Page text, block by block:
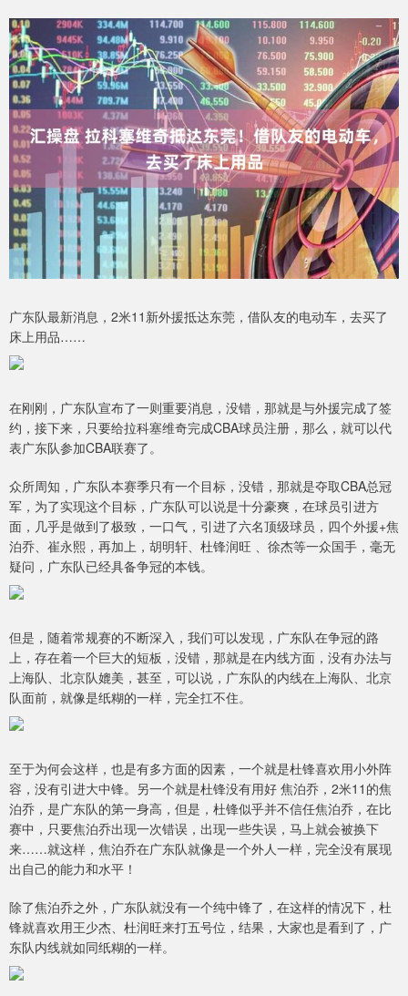
广东队最新消息，2米11新外援抵达东莞，借队友的电动车，去买了
床上用品……
在刚刚，广东队宣布了一则重要消息，没错，那就是与外援完成了签
约，接下来，只要给拉科塞维奇完成CBA球员注册，那么，就可以代
表广东队参加CBA联赛了。
众所周知，广东队本赛季只有一个目标，没错，那就是夺取CBA总冠
军，为了实现这个目标，广东队可以说是十分豪爽，在球员引进方
面，几乎是做到了极致，一口气，引进了六名顶级球员，四个外援+焦
泊乔、崔永熙，再加上，胡明轩、杜锋润旺 、徐杰等一众国手，毫无
疑问，广东队已经具备争冠的本钱。
但是，随着常规赛的不断深入，我们可以发现，广东队在争冠的路
上，存在着一个巨大的短板，没错，那就是在内线方面，没有办法与
上海队、北京队媲美，甚至，可以说，广东队的内线在上海队、北京
队面前，就像是纸糊的一样，完全扛不住。
至于为何会这样，也是有多方面的因素，一个就是杜锋喜欢用小外阵
容，没有引进大中锋。另一个就是杜锋没有用好 焦泊乔，2米11的焦
泊乔，是广东队的第一身高，但是，杜锋似乎并不信任焦泊乔，在比
赛中，只要焦泊乔出现一次错误，出现一些失误，马上就会被换下
来……就这样，焦泊乔在广东队就像是一个外人一样，完全没有展现
出自己的能力和水平！
除了焦泊乔之外，广东队就没有一个纯中锋了，在这样的情况下，杜
锋就喜欢用王少杰、杜润旺来打五号位，结果，大家也是看到了，广
东队内线就如同纸糊的一样。